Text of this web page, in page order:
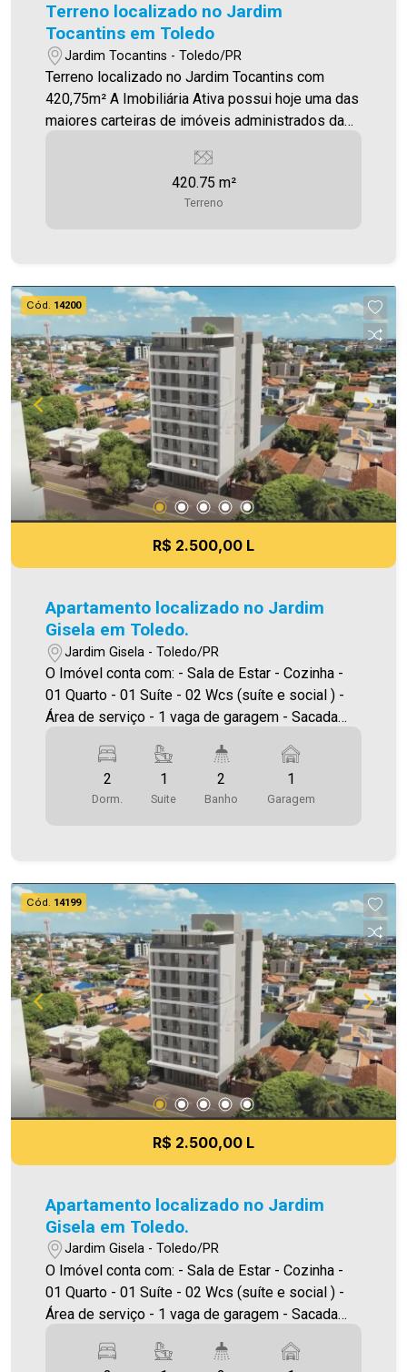
Terreno localizado no Jardim
Tocantins em Toledo
Jardim Tocantins - Toledo/PR
Terreno localizado no Jardim Tocantins com
420,75m² A Imobiliária Ativa possui hoje uma das
maiores carteiras de imóveis administrados da
Fotos meramente ilustrativas
420.75 m²
Terreno
Cód. 14200
R$ 2.500,00 L
Apartamento localizado no Jardim
Gisela em Toledo.
Jardim Gisela - Toledo/PR
O Imóvel conta com: - Sala de Estar - Cozinha -
01 Quarto - 01 Suíte - 02 Wcs (suíte e social ) -
Área de serviço - 1 vaga de garagem - Sacada
* Marcenaria planejada na cozinha, lavanderia e
banheiros; * Balcão em granito; * Torneiras, cubas
e tanque instalados; * Box de vidro e espelhos
detalhes sobre o FCI, acesse o menu LOCAÇÃO
em nosso site. Área privativa 60,00m² Aproveite
essa oportunidade! A hora de encontrar o seu
novo lar É AGORA! Imobiliária Ativa, sinta-se em
casa!
2
Dorm.
1
Suite
2
Banho
1
Garagem
Cód. 14199
R$ 2.500,00 L
Apartamento localizado no Jardim
Gisela em Toledo.
Jardim Gisela - Toledo/PR
O Imóvel conta com: - Sala de Estar - Cozinha -
01 Quarto - 01 Suíte - 02 Wcs (suíte e social ) -
Área de serviço - 1 vaga de garagem - Sacada
* Marcenaria planejada na cozinha, lavanderia e